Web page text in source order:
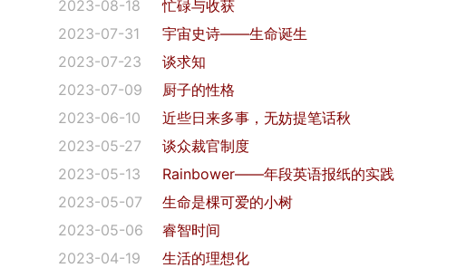
2023-08-18
忙碌与收获
2023-07-31
宇宙史诗——生命诞生
2023-07-23
谈求知
2023-07-09
厨子的性格
2023-06-10
近些日来多事，无妨提笔话秋
2023-05-27
谈众裁官制度
2023-05-13
Rainbower——年段英语报纸的实践
2023-05-07
生命是棵可爱的小树
2023-05-06
睿智时间
2023-04-19
生活的理想化